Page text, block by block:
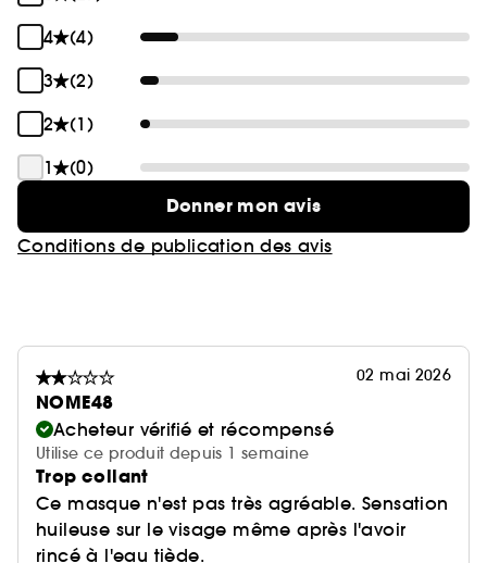
4
(4)
3
(2)
2
(1)
1
(0)
Donner mon avis
Conditions de publication des avis
02 mai 2026
NOME48
Acheteur vérifié et récompensé
Utilise ce produit depuis 1 semaine
Trop collant
Ce masque n'est pas très agréable. Sensation
huileuse sur le visage même après l'avoir
rincé à l'eau tiède.